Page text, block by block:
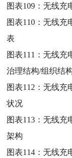
图表109：无线充
图表110：无线充
表
图表111：无线充
治理结构/组织结
图表112：无线充
状况
图表113：无线充
架构
图表114：无线充